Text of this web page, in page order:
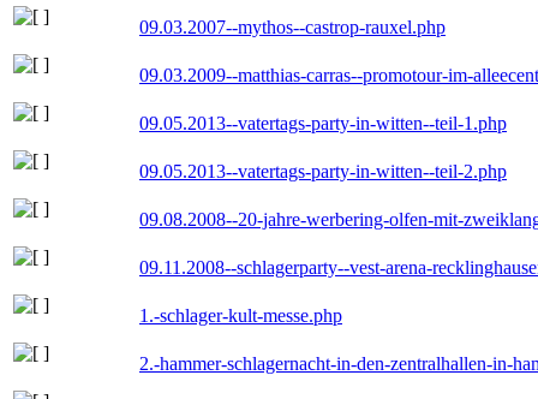
09.03.2007--mythos--castrop-rauxel.php
09.03.2009--matthias-carras--promotour-im-
09.05.2013--vatertags-party-in-witten--teil-1.php
09.05.2013--vatertags-party-in-witten--teil-2.php
09.08.2008--20-jahre-werbering-olfen-mit-
09.11.2008--schlagerparty--vest-arena-
1.-schlager-kult-messe.php
2.-hammer-schlagernacht-in-den-zentralhallen-in-